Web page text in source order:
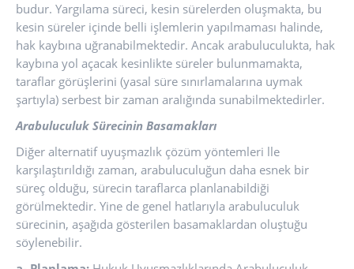
budur. Yargılama süreci, kesin sürelerden oluşmakta, bu
kesin süreler içinde belli işlemlerin yapılmaması halinde,
hak kaybına uğranabilmektedir. Ancak arabuluculukta, hak
kaybına yol açacak kesinlikte süreler bulunmamakta,
taraflar görüşlerini (yasal süre sınırlamalarına uymak
şartıyla) serbest bir zaman aralığında sunabilmektedirler.
Arabuluculuk Sürecinin Basamakları
Diğer alternatif uyuşmazlık çözüm yöntemleri lle
karşılaştırıldığı zaman, arabuluculuğun daha esnek bir
süreç olduğu, sürecin taraflarca planlanabildiği
görülmektedir. Yine de genel hatlarıyla arabuluculuk
sürecinin, aşağıda gösterilen basamaklardan oluştuğu
söylenebilir.